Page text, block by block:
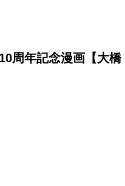
周年記念漫画【大橋